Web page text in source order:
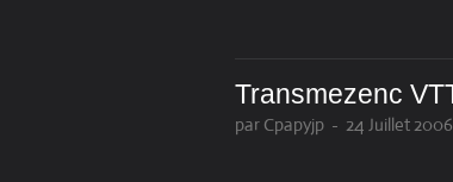
Transmezenc
par Cpapyjp - 24 Juillet